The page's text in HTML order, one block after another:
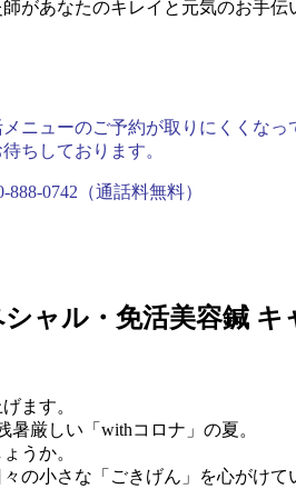
があなたのキレイと元気のお手伝
ニューのご予約が取りにくくなっ
ちしております。
0742（通話料無料）
ャル・免活美容鍼 キ
ます。
暑厳しい「withコロナ」の夏。
うか。
の小さな「ごきげん」を心がけて